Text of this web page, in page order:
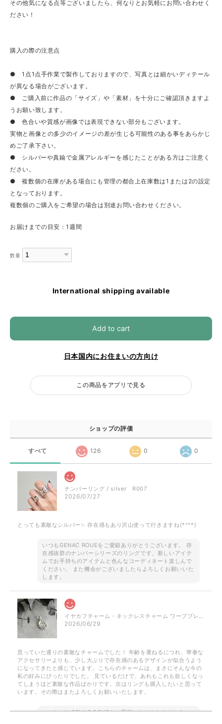
その他気になる点等ございましたら、何なりとお気軽にお問い合わせく
ださい！
購入の際の注意点
● 1点1点手作業で製作しておりますので、写真とは細かいディテール
が異なる場合がございます。
● ご購入前に作品の「サイズ」や「素材」を十分にご確認頂きますよ
うお願い致します。
● 色合いや質感が画像では表現できない部分もございます。
実物と画像との多少のイメージの差が生じる可能性のある事をあらかじ
めご了承下さい。
● シルバーや真鍮で金属アレルギーを感じたことがある方はご注意く
ださい。
● 複数個の在庫がある場合にも管理の都合上在庫数は1または2の設定
となっております。
複数個のご購入をご希望の場合は別途お問い合わせください。
お届けまでの目安：1週間
数量
International shipping available
Add to cart
日本国内にお住まいの方向け
この商品をアプリで見る
ショップの評価
すべて 126 0 0
ナンバーリング / silver R007
2026/07/27
とっても素敵なシルバー✨ 存在感もあり沢山使って行きますね(*^^*)
いつもGENAC ROUEをご愛顧ありがとうございます。 存
在感抜群のナンバーシリーズのリングです。新しいアイテ
ムでお手持ちのアイテムと色んなコーディネート楽しんで
ください。 また機会がございましたらよろしくお願いいた
します。
イヤカフチャーム・ネックレスチャーム ワーププレート / silver NP023 P050
2026/06/29
思っていた通りの素敵なチャームでした！ 年齢を重ねるにつれ、華奢な
アクセサリーよりも、少し大ぶりで存在感のあるデザインが似合うよう
になってきたと感じています。こちらのチャームは、まさにそんな今の
私の好みにぴったりでした。 見ているだけで、あれもこれも欲しくなっ
てしまうほど素敵な作品ばかりです。次はリングも購入したいと思って
います。その際はまたよろしくお願いいたします。
このたびはGENAC ROUEをご愛顧いただきありがとうご